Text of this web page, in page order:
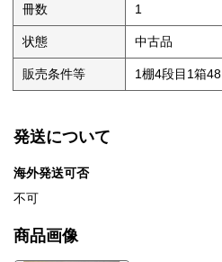
冊数 1
状態 中古品
販売条件等 1棚4段目1箱48
発送について
海外発送可否
不可
商品画像